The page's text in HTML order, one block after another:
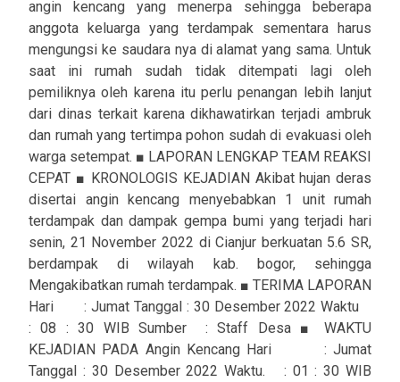
angin kencang yang menerpa sehingga beberapa
anggota keluarga yang terdampak sementara harus
mengungsi ke saudara nya di alamat yang sama. Untuk
saat ini rumah sudah tidak ditempati lagi oleh
pemiliknya oleh karena itu perlu penangan lebih lanjut
dari dinas terkait karena dikhawatirkan terjadi ambruk
dan rumah yang tertimpa pohon sudah di evakuasi oleh
warga setempat. ■ LAPORAN LENGKAP TEAM REAKSI
CEPAT ■ KRONOLOGIS KEJADIAN Akibat hujan deras
disertai angin kencang menyebabkan 1 unit rumah
terdampak dan dampak gempa bumi yang terjadi hari
senin, 21 November 2022 di Cianjur berkuatan 5.6 SR,
berdampak di wilayah kab. bogor, sehingga
Mengakibatkan rumah terdampak. ■ TERIMA LAPORAN
Hari : Jumat Tanggal : 30 Desember 2022 Waktu
: 08 : 30 WIB Sumber : Staff Desa ■ WAKTU
KEJADIAN PADA Angin Kencang Hari : Jumat
Tanggal : 30 Desember 2022 Waktu. : 01 : 30 WIB